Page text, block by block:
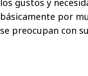
básicamente por
se preocupan con